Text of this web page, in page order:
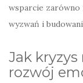
wsparcie zarówno
wyzwań i
Jak kryzys
rozwój